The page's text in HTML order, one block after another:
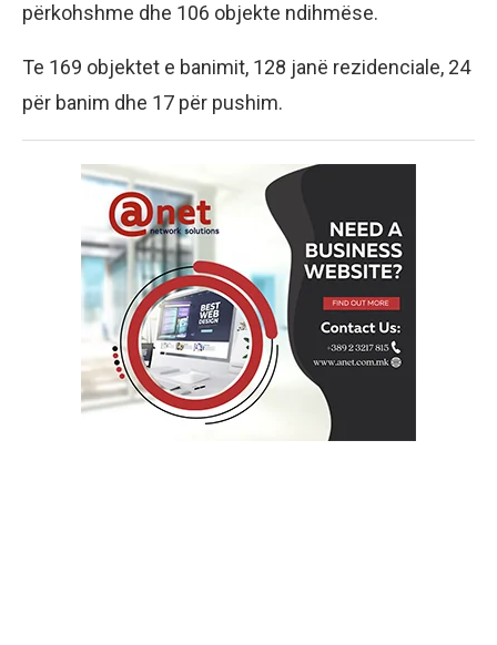
përkohshme dhe 106 objekte ndihmëse.
Te 169 objektet e banimit, 128 janë rezidenciale, 24
për banim dhe 17 për pushim.